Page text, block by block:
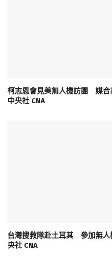
柯志恩會見美無人機訪團 媒合
中央社 CNA
台灣搜救隊赴土耳其 參加無
央社 CNA